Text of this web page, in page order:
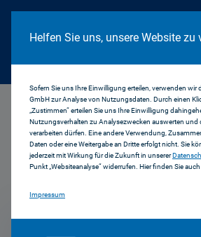
Cookie Hinweis
Helfen Sie uns, unsere Website zu
Sofern Sie uns Ihre Einwilligung erteilen, verwenden wir
GmbH zur Analyse von Nutzungsdaten. Durch einen
„Zustimmen“ erteilen Sie uns Ihre Einwilligung
Nutzungsverhalten zu Analysezwecken auswerten und
verarbeiten dürfen. Eine andere Verwendung,
Daten oder eine Weitergabe an Dritte erfolgt nicht. Sie
jederzeit mit Wirkung für die Zukunft in unserer
Punkt „Websiteanalyse“ widerrufen. Hier finden Sie
Impressum
1998